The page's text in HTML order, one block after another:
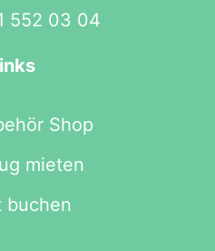
552 03 04
Shop
mieten
buchen